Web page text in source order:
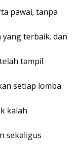
pawai, tanpa
terbaik. dan
tampil
setiap lomba
kalah
sekaligus